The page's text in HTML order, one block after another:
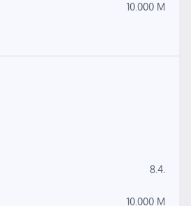
10.000 M
8.4.
10.000 M